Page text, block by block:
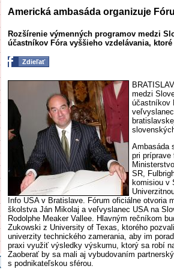
Americká ambasáda organizuje
Rozšírenie výmenných programov medzi
účastníkov Fóra vyššieho vzdelávania,
Zdieľať
medzi
účastníkov
Ambasáda
pri príprave
SR,
komisiou v
Info USA v Bratislave. Fórum oficiálne otvoria
školstva Ján Mikolaj a veľvyslanec USA na
Rodolphe Meaker Vallee. Hlavným rečníkom
Zukowski z University of Texas, ktorého
univerzity technického zamerania, aby im
praxi využiť výsledky výskumu, ktorý sa robí
Zaoberať by sa mali aj vybudovaním
s podnikateľskou sférou.